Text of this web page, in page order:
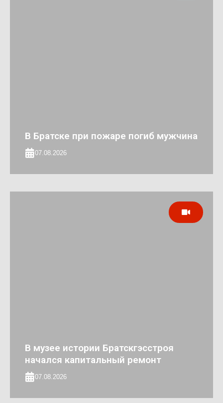
В Братске при пожаре погиб мужчина
07.08.2026
В музее истории Братскгэсстроя
начался капитальный ремонт
07.08.2026